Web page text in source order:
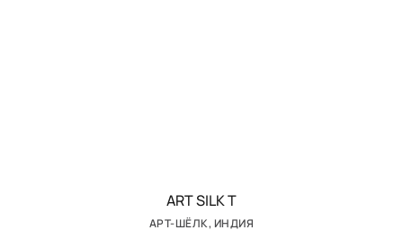
ART SILK T
АРТ-ШЁЛК, ИНДИЯ